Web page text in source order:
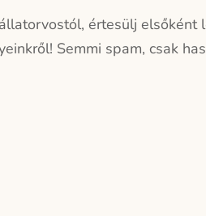
értesülj elsőként
Semmi spam, csak